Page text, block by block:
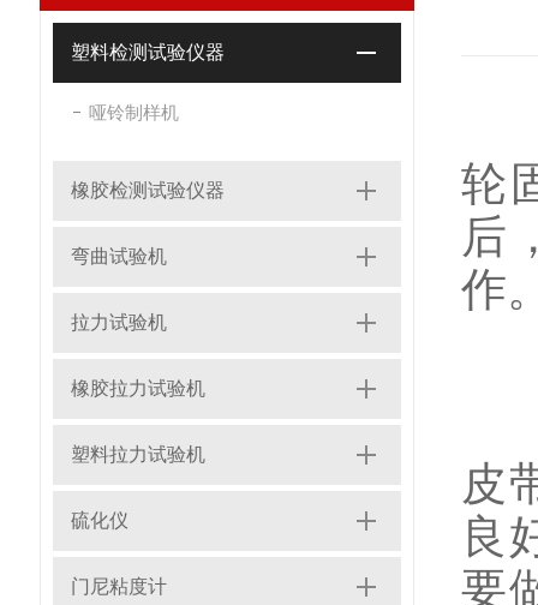
塑料检测试验仪器
哑铃制样机
橡胶检测试验仪器
弯曲试验机
拉力试验机
橡胶拉力试验机
塑料拉力试验机
硫化仪
门尼粘度计
轮
后
作
皮
良
要